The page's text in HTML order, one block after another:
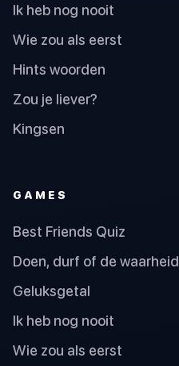
Ik heb nog nooit
Wie zou als eerst
Hints woorden
Zou je liever?
Kingsen
GAMES
Best Friends Quiz
Doen, durf of de waarheid
Geluksgetal
Ik heb nog nooit
Wie zou als eerst